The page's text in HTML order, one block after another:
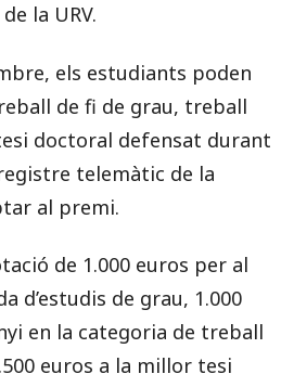
la URV.
els estudiants poden
de fi de grau, treball
doctoral defensat durant
telemàtic de la
al premi.
de 1.000 euros per al
d’estudis de grau, 1.000
en la categoria de treball
euros a la millor tesi